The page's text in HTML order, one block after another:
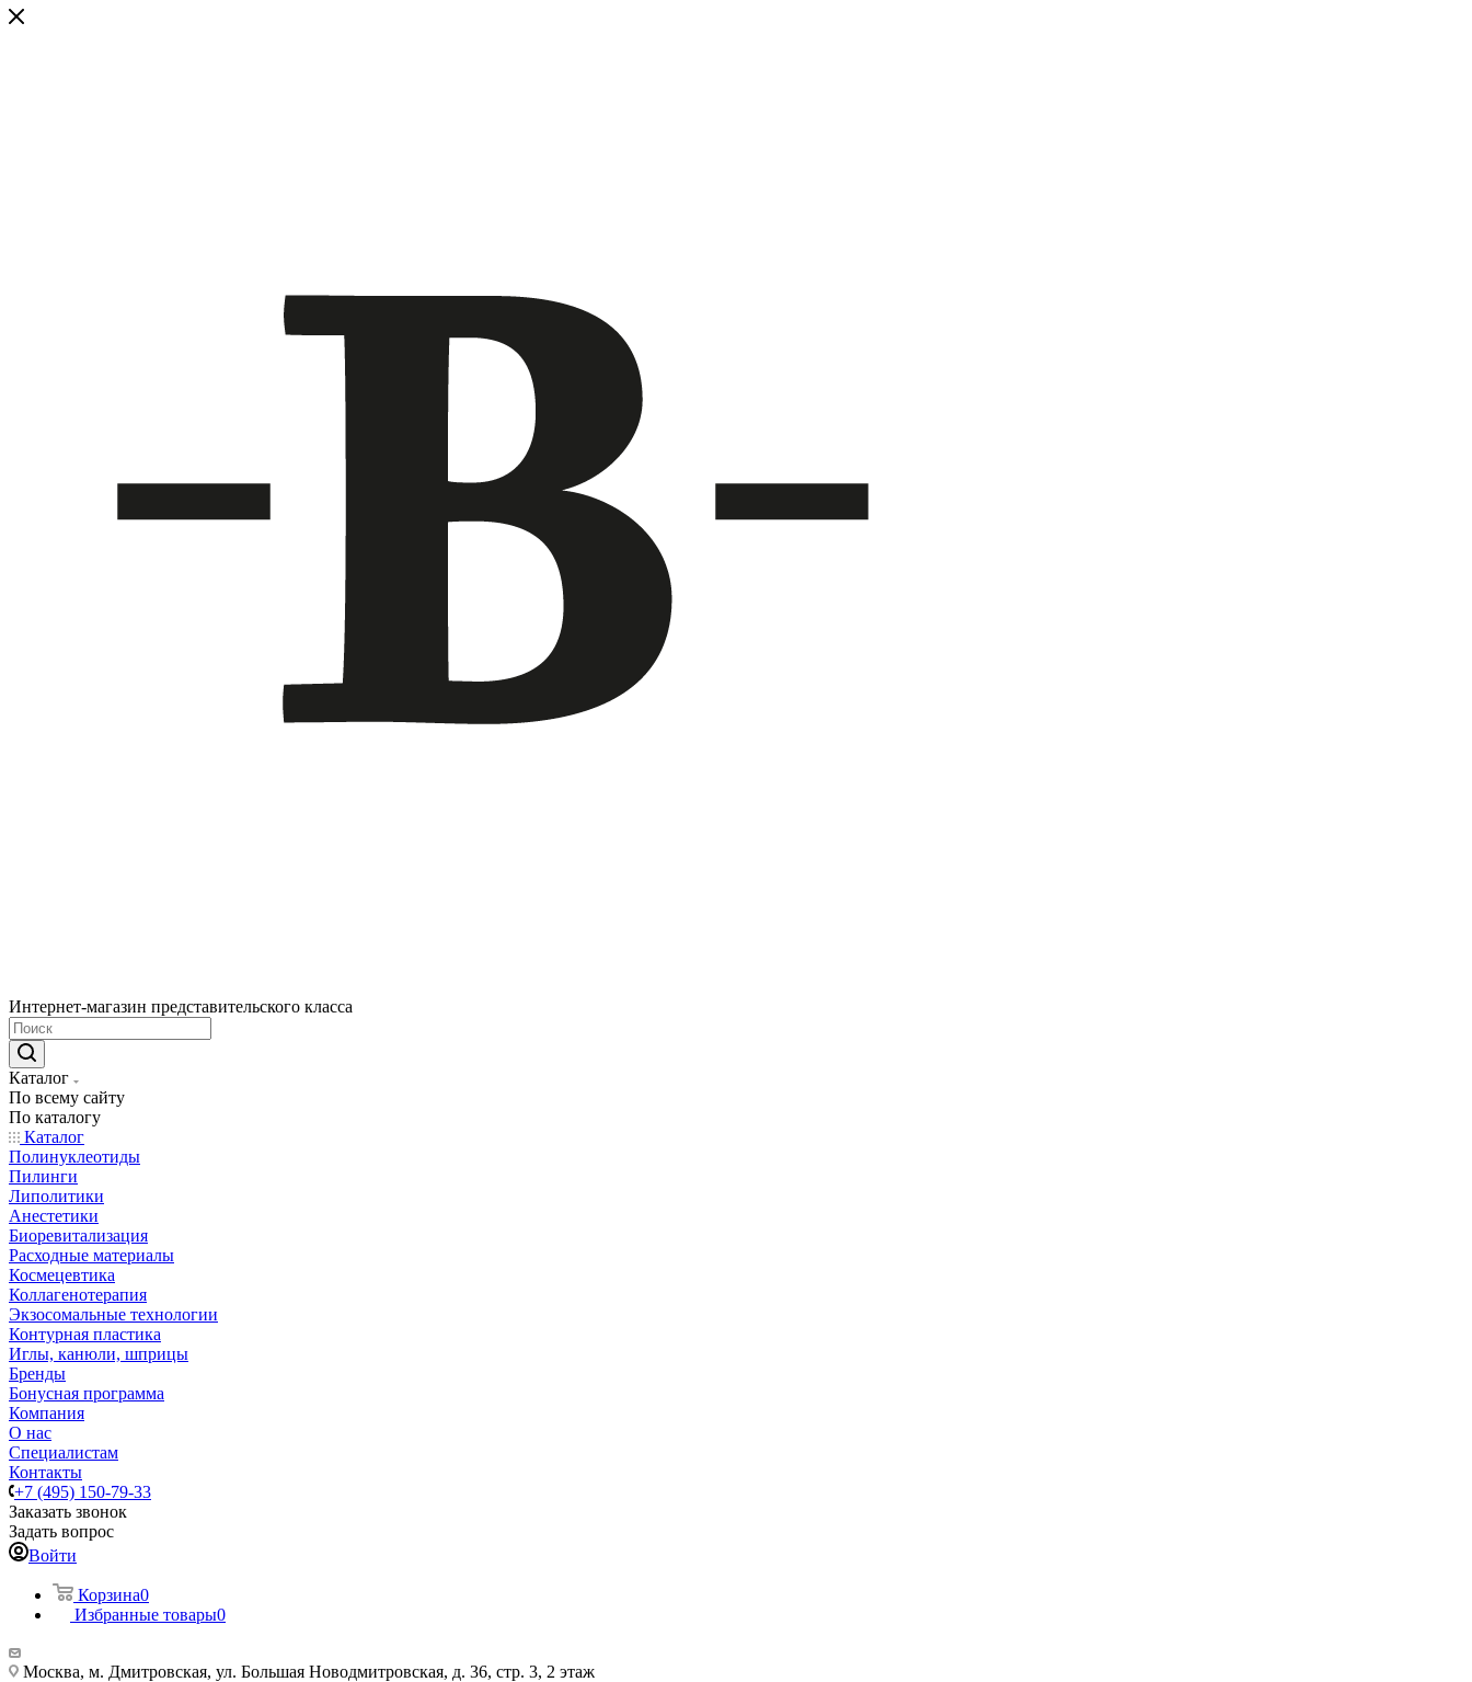
Интернет-магазин представительского класса
Каталог
По всему сайту
По каталогу
Каталог
Полинуклеотиды
Пилинги
Липолитики
Анестетики
Биоревитализация
Расходные материалы
Космецевтика
Коллагенотерапия
Экзосомальные технологии
Контурная пластика
Иглы, канюли, шприцы
Бренды
Бонусная программа
Компания
О нас
Специалистам
Контакты
+7 (495) 150-79-33
Заказать звонок
Задать вопрос
Войти
Корзина0
Избранные товары0
Москва, м. Дмитровская, ул. Большая Новодмитровская, д. 36, стр. 3, 2 этаж